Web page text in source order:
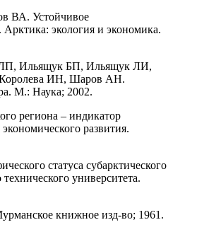
ВА. Устойчивое
экология и экономика.
Ильящук БП, Ильящук ЛИ,
ИН, Шаров АН.
М.: Наука; 2002.
региона – индикатор
развития.
статуса субарктического
университета.
книжное изд-во; 1961.